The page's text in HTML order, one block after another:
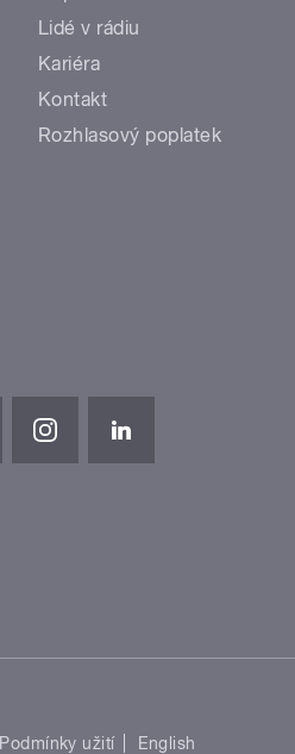
Lidé v rádiu
Kariéra
Kontakt
Rozhlasový poplatek
Podmínky užití English